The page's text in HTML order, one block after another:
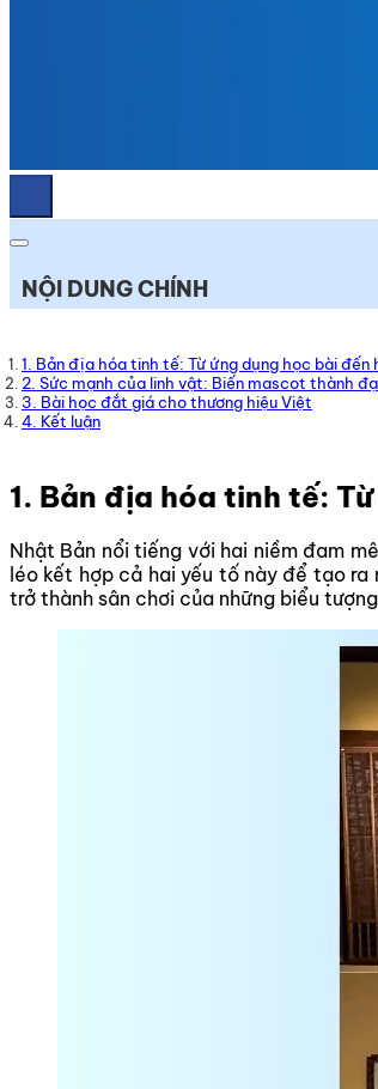
NỘI DUNG CHÍNH
1. Bản địa hóa tinh tế: Từ ứng dụng học bài đến
2. Sức mạnh của linh vật: Biến mascot thành
3. Bài học đắt giá cho thương hiệu Việt
4. Kết luận
1. Bản địa hóa tinh tế:
Nhật Bản nổi tiếng với hai niềm đam
léo kết hợp cả hai yếu tố này để tạo ra
trở thành sân chơi của những biểu